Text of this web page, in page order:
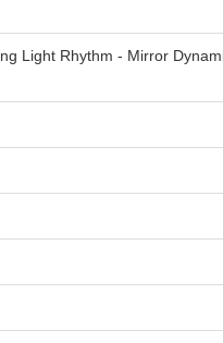
Light Rhythm - Mirror